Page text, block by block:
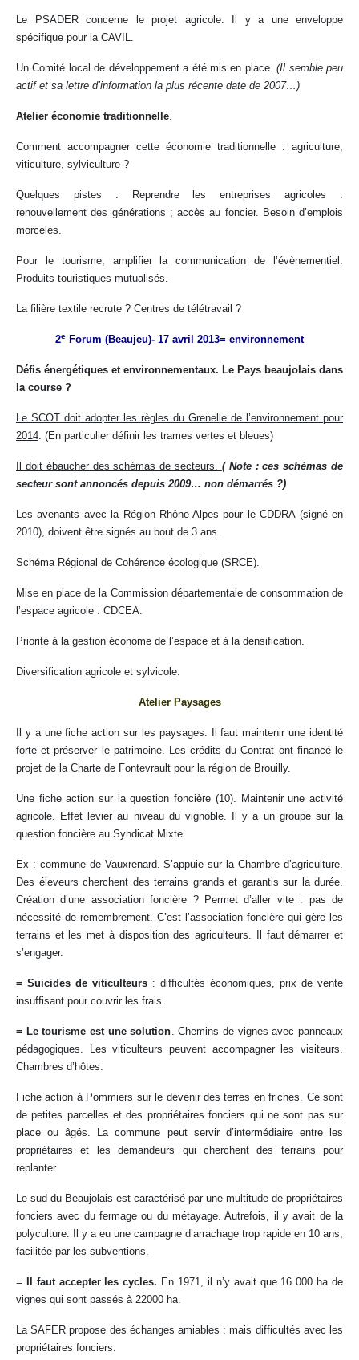
Le PSADER concerne le projet agricole. Il y a une enveloppe
spécifique pour la CAVIL.
Un Comité local de développement a été mis en place.(Il semble peu
actif et sa lettre d’information la plus récente date de 2007…)
Atelier économie traditionnelle.
Comment accompagner cette économie traditionnelle : agriculture,
viticulture, sylviculture ?
Quelques pistes : Reprendre les entreprises agricoles :
renouvellement des générations ; accès au foncier. Besoin d’emplois
morcelés.
Pour le tourisme, amplifier la communication de l’évènementiel.
Produits touristiques mutualisés.
La filière textile recrute ? Centres de télétravail ?
2e Forum (Beaujeu)- 17 avril 2013= environnement
Défis énergétiques et environnementaux. Le Pays beaujolais dans
la course ?
Le SCOT doit adopter les règles du Grenelle de l’environnement pour
2014. (En particulier définir les trames vertes et bleues)
Il doit ébaucher des schémas de secteurs. (Note : ces schémas de
secteur sont annoncés depuis 2009… non démarrés ?)
Les avenants avec la Région Rhône-Alpes pour le CDDRA (signé en
2010), doivent être signés au bout de 3 ans.
Schéma Régional de Cohérence écologique (SRCE).
Mise en place de la Commission départementale de consommation de
l’espace agricole : CDCEA.
Priorité à la gestion économe de l’espace et à la densification.
Diversification agricole et sylvicole.
Atelier Paysages
Il y a une fiche action sur les paysages. Il faut maintenir une identité
forte et préserver le patrimoine. Les crédits du Contrat ont financé le
projet de la Charte de Fontevrault pour la région de Brouilly.
Une fiche action sur la question foncière (10). Maintenir une activité
agricole. Effet levier au niveau du vignoble. Il y a un groupe sur la
question foncière au Syndicat Mixte.
Ex : commune de Vauxrenard. S’appuie sur la Chambre d’agriculture.
Des éleveurs cherchent des terrains grands et garantis sur la durée.
Création d’une association foncière ? Permet d’aller vite : pas de
nécessité de remembrement. C’est l’association foncière qui gère les
terrains et les met à disposition des agriculteurs. Il faut démarrer et
s’engager.
= Suicides de viticulteurs : difficultés économiques, prix de vente
insuffisant pour couvrir les frais.
= Le tourisme est une solution. Chemins de vignes avec panneaux
pédagogiques. Les viticulteurs peuvent accompagner les visiteurs.
Chambres d’hôtes.
Fiche action à Pommiers sur le devenir des terres en friches. Ce sont
de petites parcelles et des propriétaires fonciers qui ne sont pas sur
place ou âgés. La commune peut servir d’intermédiaire entre les
propriétaires et les demandeurs qui cherchent des terrains pour
replanter.
Le sud du Beaujolais est caractérisé par une multitude de propriétaires
fonciers avec du fermage ou du métayage. Autrefois, il y avait de la
polyculture. Il y a eu une campagne d’arrachage trop rapide en 10 ans,
facilitée par les subventions.
= Il faut accepter les cycles. En 1971, il n’y avait que 16 000 ha de
vignes qui sont passés à 22000 ha.
La SAFER propose des échanges amiables : mais difficultés avec les
propriétaires fonciers.